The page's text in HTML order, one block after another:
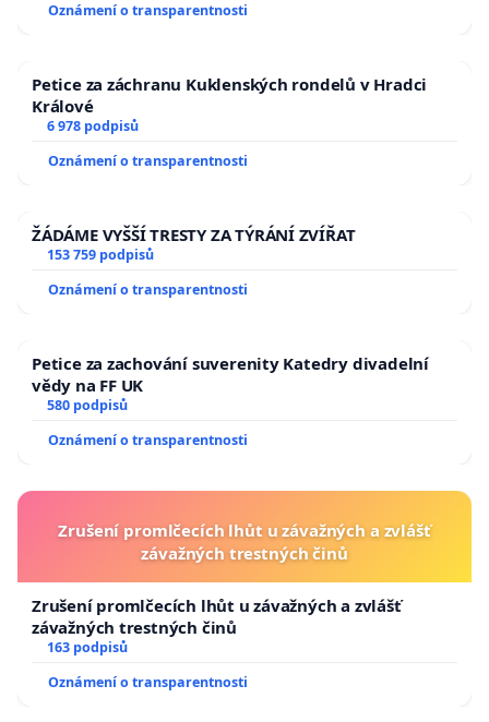
Oznámení o transparentnosti
Petice za záchranu Kuklenských rondelů v Hradci
Králové
6 978 podpisů
Oznámení o transparentnosti
ŽÁDÁME VYŠŠÍ TRESTY ZA TÝRÁNÍ ZVÍŘAT
153 759 podpisů
Oznámení o transparentnosti
Petice za zachování suverenity Katedry divadelní
vědy na FF UK
580 podpisů
Oznámení o transparentnosti
Zrušení promlčecích lhůt u závažných a zvlášť
závažných trestných činů
Zrušení promlčecích lhůt u závažných a zvlášť
závažných trestných činů
163 podpisů
Oznámení o transparentnosti